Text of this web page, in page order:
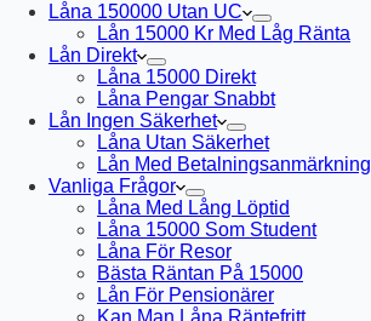
Låna 150000 Utan UC
Lån 15000 Kr Med Låg Ränta
Lån Direkt
Låna 15000 Direkt
Låna Pengar Snabbt
Lån Ingen Säkerhet
Låna Utan Säkerhet
Lån Med Betalningsanmärkning
Vanliga Frågor
Låna Med Lång Löptid
Låna 15000 Som Student
Låna För Resor
Bästa Räntan På 15000
Lån För Pensionärer
Kan Man Låna Räntefritt